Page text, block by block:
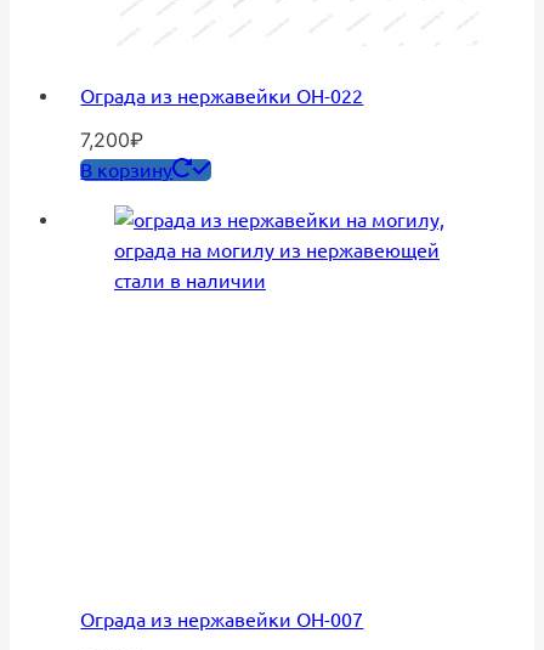
Ограда из нержавейки ОН-022
7,200₽
В корзину
Ограда из нержавейки ОН-007